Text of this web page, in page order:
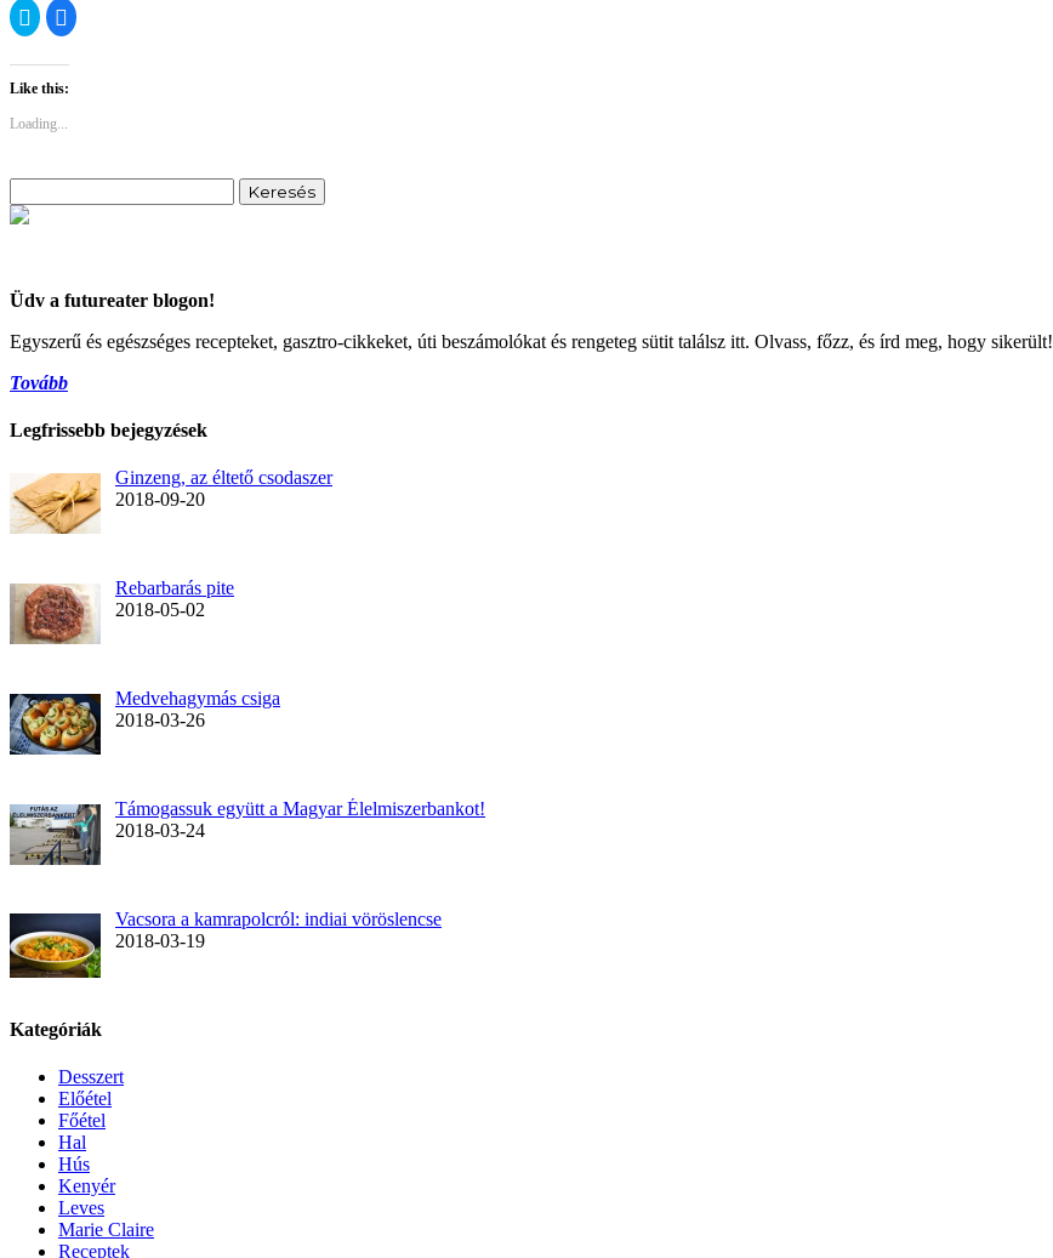
Click
to
share
Twitter
(Opens
in
new
window)
Click
to
Facebook
Like this:
Loading...
Üdv a futureater blogon!
Egyszerű és egészséges recepteket, gasztro-cikkeket, úti beszámolókat és rengeteg sütit találsz itt. Olvass, főzz, és írd meg, hogy sikerült!
Tovább
Legfrissebb bejegyzések
Ginzeng, az éltető csodaszer
2018-09-20
Rebarbarás pite
2018-05-02
Medvehagymás csiga
2018-03-26
Támogassuk együtt a Magyar Élelmiszerbankot!
2018-03-24
Vacsora a kamrapolcról: indiai vöröslencse
2018-03-19
Kategóriák
Desszert
Előétel
Főétel
Hal
Hús
Kenyér
Leves
Marie Claire
Receptek